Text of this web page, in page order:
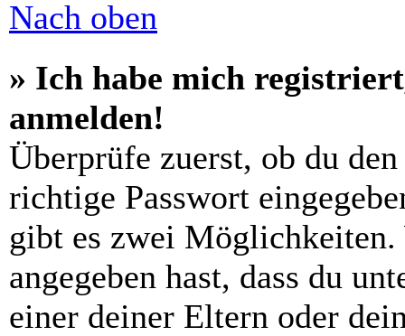
Nach oben
» Ich habe mich
anmelden!
Überprüfe zuerst, ob du
richtige Passwort
gibt es zwei
angegeben hast, dass du
einer deiner Eltern oder